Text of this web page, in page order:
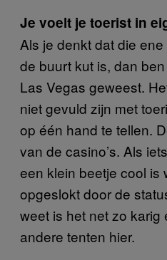
Je voelt je toerist in
Als je denkt dat die
de buurt kut is, dan
Las Vegas geweest.
niet gevuld zijn met
op één hand te tellen.
van de casino’s. Als
een klein beetje cool is
opgeslokt door de
weet is het net zo karig
andere tenten hier.